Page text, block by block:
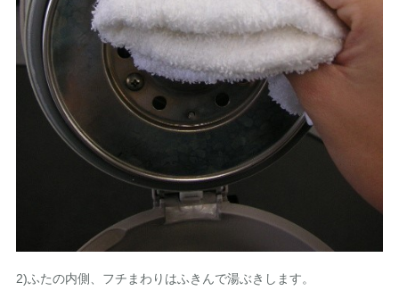
2)ふたの内側、フチまわりはふきんで湯ぶきします。